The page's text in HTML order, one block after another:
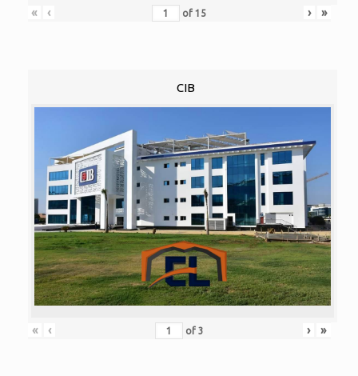
« ‹ of 15 › »
CIB
« ‹ of 3 › »